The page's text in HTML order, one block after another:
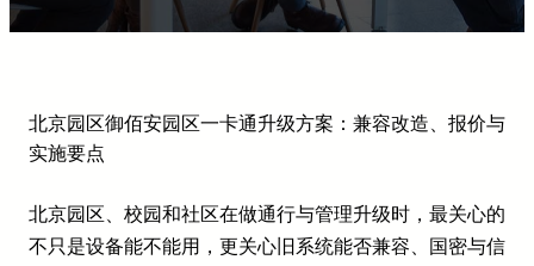
北京园区御佰安园区一卡通升级方案：兼容改造、报价与
实施要点
北京园区、校园和社区在做通行与管理升级时，最关心的
不只是设备能不能用，更关心旧系统能否兼容、国密与信